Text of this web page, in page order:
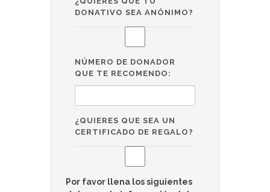
DONATIVO SEA ANÓNIMO?
NÚMERO DE DONADOR
QUE TE RECOMENDO:
¿QUIERES QUE SEA UN
CERTIFICADO DE REGALO?
Por favor llena los siguientes